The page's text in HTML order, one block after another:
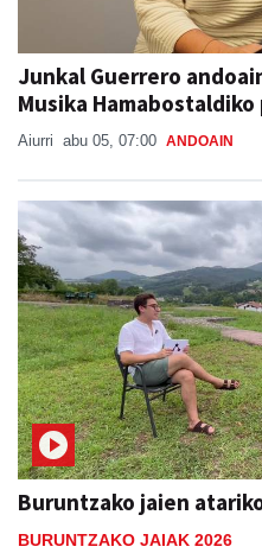
Junkal Guerrero
Musika
Aiurri abu 05, 07:00 ANDOAIN
Buruntzako jaien
BURUNTZAKO JAIAK 2026